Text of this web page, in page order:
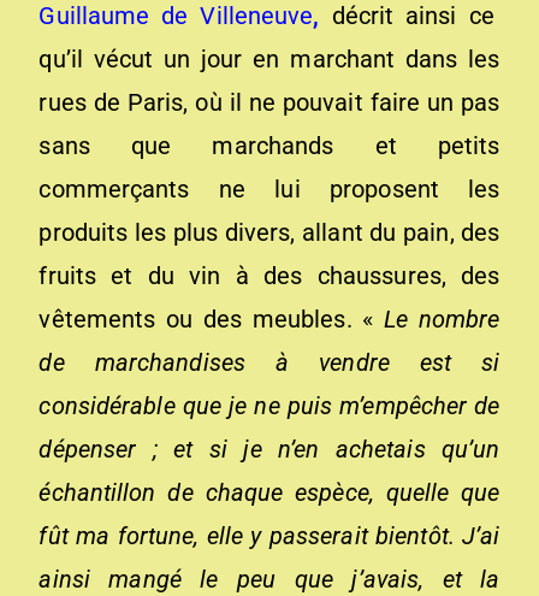
Guillaume de Villeneuve, décrit ainsi ce
qu’il vécut un jour en marchant dans les
rues de Paris, où il ne pouvait faire un pas
sans que marchands et petits
commerçants ne lui proposent les
produits les plus divers, allant du pain, des
fruits et du vin à des chaussures, des
vêtements ou des meubles. « Le nombre
de marchandises à vendre est si
considérable que je ne puis m’empêcher de
dépenser ; et si je n’en achetais qu’un
échantillon de chaque espèce, quelle que
fût ma fortune, elle y passerait bientôt. J’ai
ainsi mangé le peu que j’avais, et la